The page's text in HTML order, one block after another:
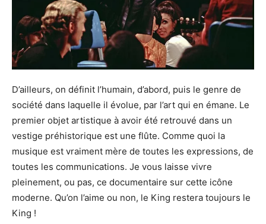
D’ailleurs, on définit l’humain, d’abord, puis le genre de
société dans laquelle il évolue, par l’art qui en émane. Le
premier objet artistique à avoir été retrouvé dans un
vestige préhistorique est une flûte. Comme quoi la
musique est vraiment mère de toutes les expressions, de
toutes les communications. Je vous laisse vivre
pleinement, ou pas, ce documentaire sur cette icône
moderne. Qu’on l’aime ou non, le King restera toujours le
King !